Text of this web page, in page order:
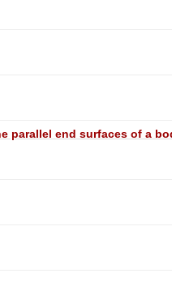
parallel end surfaces of a